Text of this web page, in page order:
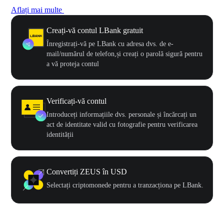
Aflați mai multe
Creați-vă contul LBank gratuit
Înregistrați-vă pe LBank cu adresa dvs. de e-
mail/numărul de telefon,și creați o parolă sigură pentru
a vă proteja contul
Verificați-vă contul
Introduceți informațiile dvs. personale și încărcați un
act de identitate valid cu fotografie pentru verificarea
identității
Convertiți ZEUS în USD
Selectați criptomonede pentru a tranzacționa pe LBank.